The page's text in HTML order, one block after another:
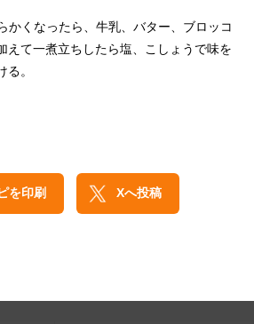
かくなったら、牛乳、バター、ブロッコ
えて一煮立ちしたら塩、こしょうで味を
。
を印刷 Xへ投稿